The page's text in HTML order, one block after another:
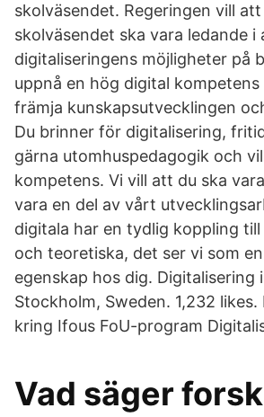
skolväsendet. Regeringen vill
skolväsendet ska vara ledande i
digitaliseringens möjligheter på
uppnå en hög digital
främja kunskapsutvecklingen
Du brinner för digitalisering,
gärna utomhuspedagogik och
kompetens. Vi vill att du ska
vara en del av vårt
digitala har en tydlig koppling
och teoretiska, det ser vi som
egenskap hos dig. Digitalisering
Stockholm, Sweden. 1,232 likes.
kring Ifous FoU-program
Vad säger